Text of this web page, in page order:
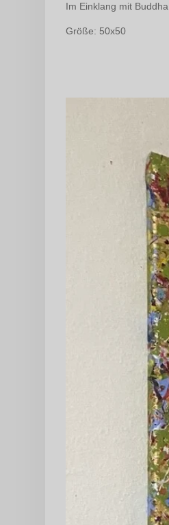
Im Einklang mit Buddha
Größe: 50x50